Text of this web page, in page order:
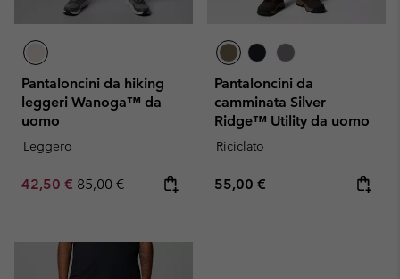
Pantaloncini da hiking
leggeri Wanoga™ da
uomo
Leggero
Sale price:
42,50 € Regular price:
85,00 €
Pantaloncini da
camminata Silver
Ridge™ Utility da uomo
Riciclato
Regular price:
55,00 €